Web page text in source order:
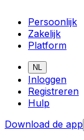
Persoonlijk
Zakelijk
Platform
NL
Inloggen
Registreren
Hulp
Download de app